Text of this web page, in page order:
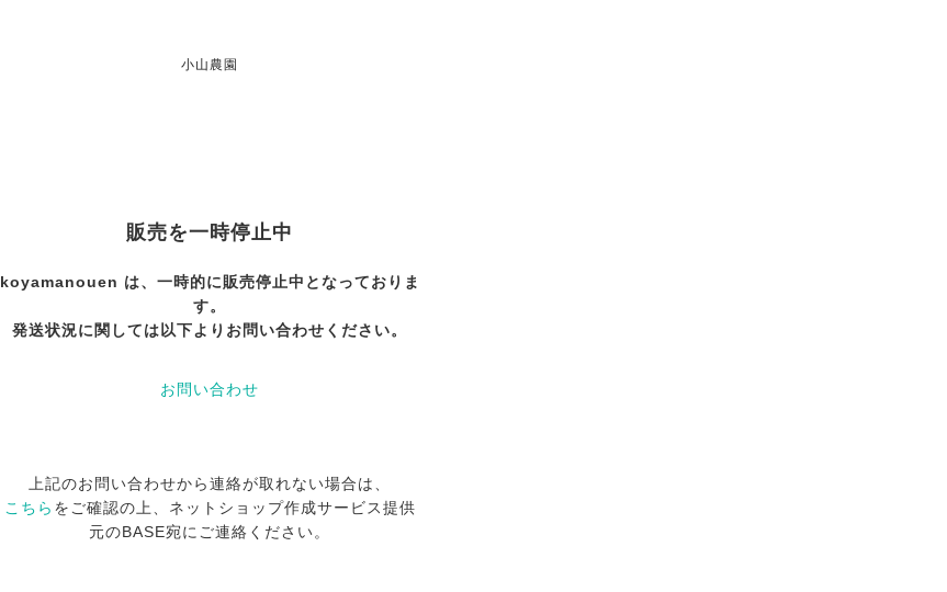
小山農園
販売を一時停止中
koyamanouen は、一時的に販売停止中となっておりま
す。
発送状況に関しては以下よりお問い合わせください。
お問い合わせ
上記のお問い合わせから連絡が取れない場合は、
こちら をご確認の上、ネットショップ作成サービス提供
元のBASE宛にご連絡ください。